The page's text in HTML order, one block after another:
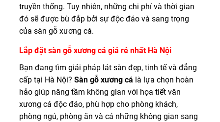
truyền thống. Tuy nhiên, những chi phí và thời gian
đó sẽ được bù đắp bởi sự độc đáo và sang trọng
của sàn gỗ xương cá.
Lắp đặt sàn gỗ xương cá giá rẻ nhất Hà Nội
Bạn đang tìm giải pháp lát sàn đẹp, tinh tế và đẳng
cấp tại Hà Nội? Sàn gỗ xương cá là lựa chọn hoàn
hảo giúp nâng tầm không gian với họa tiết vân
xương cá độc đáo, phù hợp cho phòng khách,
phòng ngủ, phòng ăn và cả những không gian sang